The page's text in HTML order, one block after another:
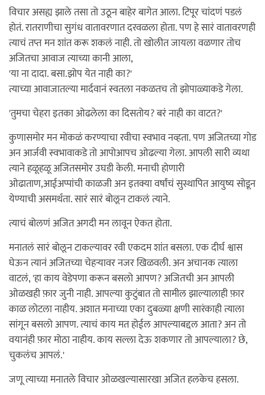
विचार असह्य झाले तसा तो उठून बाहेर बागेत आला. टिपूर चांदणं पडलं
होतं. रातराणीचा सुगंध वातावरणात दरवळला होता. पण हे सारं वातावरणही
त्याचं तप्त मन शांत करू शकलं नाही. तो खोलीत जायला वळणार तोच
अजितचा आवाज त्याच्या कानी आला,
'या ना दादा. बसा.झोप येत नाही का?'
त्याच्या आवाजातल्या मार्दवानं स्वतला नकळतच तो झोपाळ्याकडे गेला.
'तुमचा चेहरा इतका ओढलेला का दिसतोय? बरं नाही का वाटत?'
कुणासमोर मन मोकळं करण्याचा रवीचा स्वभाव नव्हता. पण अजितच्या गोड
अन आर्जवी स्वभावाकडे तो आपोआपच ओढल्या गेला. आपली सारी व्यथा
त्याने हळूहळू अजितसमोर उघडी केली. मनाची होणारी
ओढाताण,आईअप्पांची काळजी अन इतक्या वर्षांचं सुस्थापित आयुष्य सोडून
येण्याची असमर्थता. सारं सारं बोलून टाकलं त्याने.
त्याचं बोलणं अजित अगदी मन लावून ऐकत होता.
मनातलं सारं बोलून टाकल्यावर रवी एकदम शांत बसला. एक दीर्घ श्वास
घेऊन त्यानं अजितच्या चेहर्‍यावर नजर खिळवली. अन अचानक त्याला
वाटलं, 'हा काय वेडेपणा करून बसलो आपण? अजितची अन आपली
ओळखही फ़ार जुनी नाही. आपल्या कुटुंबात तो सामील झाल्यालाही फ़ार
काळ लोटला नाहीय. अशात मनाच्या एका दुबळ्या क्षणी सारंकाही त्याला
सांगून बसलो आपण. त्याचं काय मत होईल आपल्याबद्दल आता? अन तो
वयानंही फ़ार मोठा नाहीय. काय सल्ला देऊ शकणार तो आपल्याला? छे,
चुकलंच आपलं.'
जणू त्याच्या मनातले विचार ओळखल्यासारखा अजित हलकेच हसला.